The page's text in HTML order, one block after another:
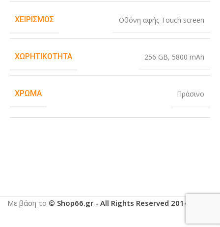
ΧΕΙΡΙΣΜΌΣ Οθόνη αφής Touch screen
ΧΩΡΗΤΙΚΌΤΗΤΑ 256 GB, 5800 mAh
ΧΡΏΜΑ Πράσινο
Με βάση το © Shop66.gr - All Rights Reserved 2014-2025